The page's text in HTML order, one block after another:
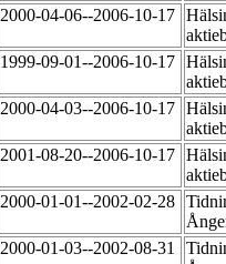
2000-04-06--2006-10-17
1999-09-01--2006-10-17
2000-04-03--2006-10-17
2001-08-20--2006-10-17
2000-01-01--2002-02-28
2000-01-03--2002-08-31